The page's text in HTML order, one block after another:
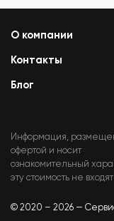
О компании
Контакты
Блог
Информация,
офертой и носит
ознакомительный
эту стоимость не входят
© 2020 – 2026 —